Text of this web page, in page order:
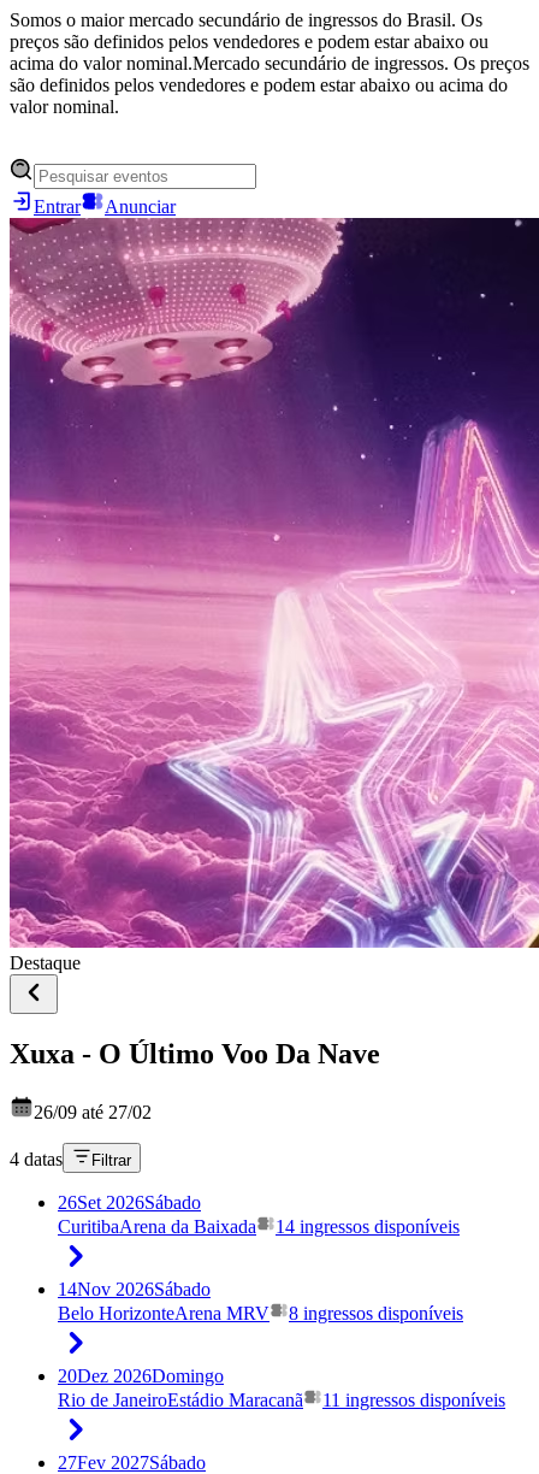
Somos o maior mercado secundário de ingressos do Brasil. Os
preços são definidos pelos vendedores e podem estar abaixo ou
acima do valor nominal.Mercado secundário de ingressos. Os preços
são definidos pelos vendedores e podem estar abaixo ou acima do
valor nominal.
Entrar Anunciar
Destaque
Xuxa - O Último Voo Da Nave
26/09 até 27/02
4 datas Filtrar
26Set 2026Sábado
CuritibaArena da Baixada 14 ingressos disponíveis
14Nov 2026Sábado
Belo HorizonteArena MRV 8 ingressos disponíveis
20Dez 2026Domingo
Rio de JaneiroEstádio Maracanã 11 ingressos disponíveis
27Fev 2027Sábado